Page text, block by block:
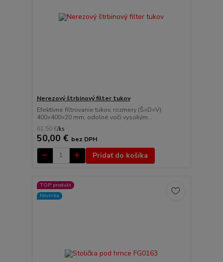
Nerezový štrbinový filter tukov
Efektívne filtrovanie tukov, rozmery (Š×D×V):
400×400×20 mm, odolné voči vysokým...
61,50 €/ks
50,00 € bez DPH
Pridať do košíka
TOP produkt
Novinka